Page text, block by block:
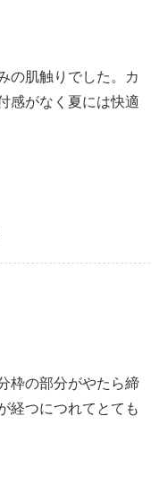
の肌触りでした。カ
感がなく夏には快適
枠の部分がやたら締
経つにつれてとても